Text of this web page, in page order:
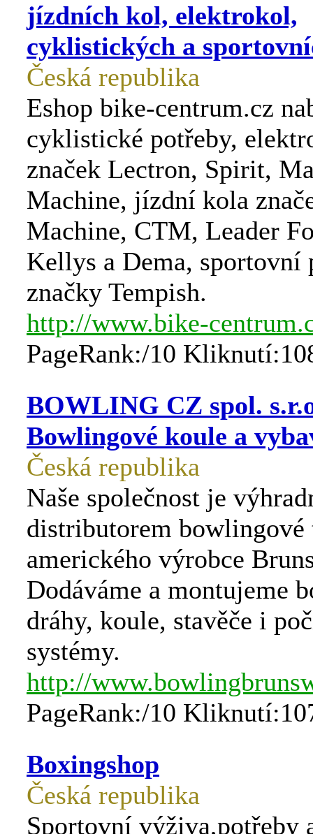
jízdních kol, elektrokol,
cyklistických a
Česká republika
Eshop bike-centrum.cz
cyklistické potřeby,
značek Lectron, Spirit,
Machine, jízdní kola
Machine, CTM, Leader
Kellys a Dema, sportovní
značky Tempish.
http://www.bike-
PageRank:/10
BOWLING CZ spol.
Bowlingové koule a
Česká republika
Naše společnost je
distributorem bowlingové
amerického výrobce
Dodáváme a montujeme
dráhy, koule, stavěče i
systémy.
http://
PageRank:/10
Boxingshop
Česká republika
Sportovní výživa,potřeby